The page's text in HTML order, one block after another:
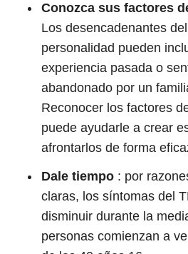
Conozca sus factores
Los desencadenantes
personalidad pueden
experiencia pasada o
abandonado por un
Reconocer los factores
puede ayudarle a crear
afrontarlos de forma
Dale tiempo : por
claras, los síntomas del
disminuir durante la
personas comienzan a